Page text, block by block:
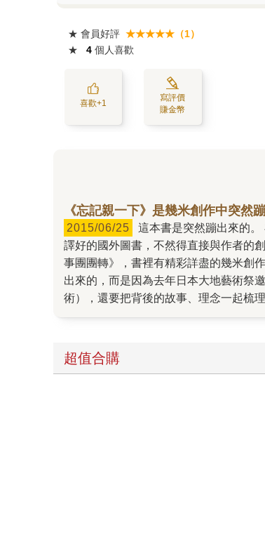
★ 會員好評 ★★★★★（1）
★
4 個人喜歡
喜歡+1
寫評價
賺金幣
《忘記親一下》是幾米創作中突然
2015/06/25
這本書是突然蹦出來的。 在之前幾米與我討論的出版計畫裡，從來沒有出現過這本書——雖然出版計畫也都只是參考而已，除非是確定拿到版權也翻
譯好的國外圖書，不然得直接與作者的
事團團轉》，書裡有精彩詳盡的幾米創
出來的，而是因為去年日本大地藝術祭
術），還要把背後的故事、理念一起梳
文結合之下變得好美，且充滿韻律感，
的經驗應該也是難以捉摸但最後變成美
卻傳達創作者最深刻的凝視與關懷。
超值合購